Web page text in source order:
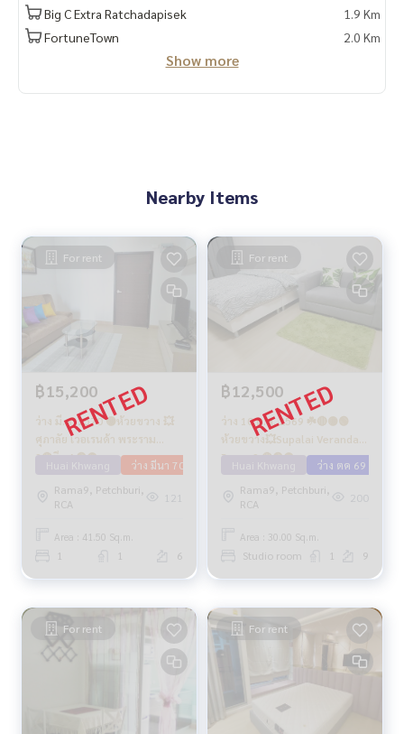
Big C Extra Ratchadapisek
1.9 Km
FortuneTown
2.0 Km
Show more
Nearby Items
For rent
฿15,200
ว่าง มี.ค. 2570 🟡ห้วยขวาง 💥
ศุภาลัย เวอเรนด้า พระราม
9🔴ตึก A🟢🟡
ว่าง มีนา 70
Rama9, Petchburi,
RCA
Area : 41.50 Sq.m.
1 1 6
For rent
฿12,500
ว่าง 10 ต.ค. 2569 ☘️🔴🟡🟢
ห้วยขวาง💥Supalai Veranda
Rama 9 🔴🟢🟡
ว่าง ตค 69
Rama9, Petchburi,
RCA
200
Area : 30.00 Sq.m.
Studio room 1 9
For rent For rent